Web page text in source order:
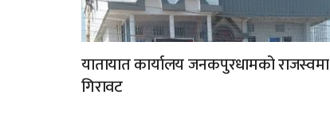
यातायात कार्यालय जनकपुरधामको राजस्वमा
गिरावट